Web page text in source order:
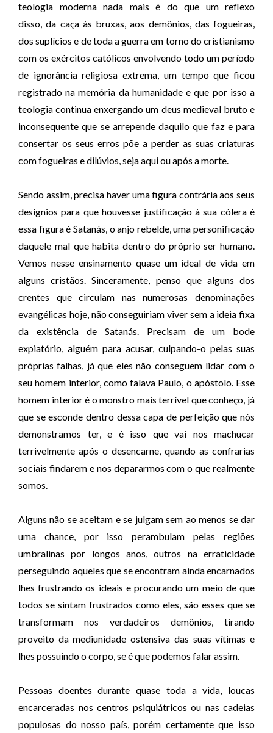
teologia moderna nada mais é do que um reflexo
disso, da caça às bruxas, aos demônios, das fogueiras,
dos suplícios e de toda a guerra em torno do cristianismo
com os exércitos católicos envolvendo todo um período
de ignorância religiosa extrema, um tempo que ficou
registrado na memória da humanidade e que por isso a
teologia continua enxergando um deus medieval bruto e
inconsequente que se arrepende daquilo que faz e para
consertar os seus erros põe a perder as suas criaturas
com fogueiras e dilúvios, seja aqui ou após a morte.
Sendo assim, precisa haver uma figura contrária aos seus
desígnios para que houvesse justificação à sua cólera é
essa figura é Satanás, o anjo rebelde, uma personificação
daquele mal que habita dentro do próprio ser humano.
Vemos nesse ensinamento quase um ideal de vida em
alguns cristãos. Sinceramente, penso que alguns dos
crentes que circulam nas numerosas denominações
evangélicas hoje, não conseguiriam viver sem a ideia fixa
da existência de Satanás. Precisam de um bode
expiatório, alguém para acusar, culpando-o pelas suas
próprias falhas, já que eles não conseguem lidar com o
seu homem interior, como falava Paulo, o apóstolo. Esse
homem interior é o monstro mais terrível que conheço, já
que se esconde dentro dessa capa de perfeição que nós
demonstramos ter, e é isso que vai nos machucar
terrivelmente após o desencarne, quando as confrarias
sociais findarem e nos depararmos com o que realmente
somos.
Alguns não se aceitam e se julgam sem ao menos se dar
uma chance, por isso perambulam pelas regiões
umbralinas por longos anos, outros na erraticidade
perseguindo aqueles que se encontram ainda encarnados
lhes frustrando os ideais e procurando um meio de que
todos se sintam frustrados como eles, são esses que se
transformam nos verdadeiros demônios, tirando
proveito da mediunidade ostensiva das suas vítimas e
lhes possuindo o corpo, se é que podemos falar assim.
Pessoas doentes durante quase toda a vida, loucas
encarceradas nos centros psiquiátricos ou nas cadeias
populosas do nosso país, porém certamente que isso